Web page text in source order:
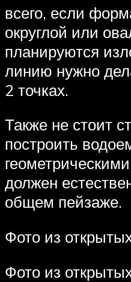
всего, если
округлой или
планируются
линию нужно
2 точках.
Также не стоит
построить
должен
общем пейзаже.
Фото из
Фото из